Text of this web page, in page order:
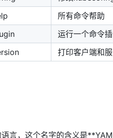
所有命令帮助
运行一个命令
打印客户端和
言，这个名字的含义是